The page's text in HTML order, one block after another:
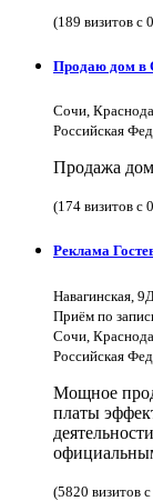
(189 визитов с
Продаю дом в
Сочи,
Российская
Продажа
(174 визитов с
Реклама
Навагинская,
Приём по
Сочи,
Российская
Мощное
платы
(5820 визитов